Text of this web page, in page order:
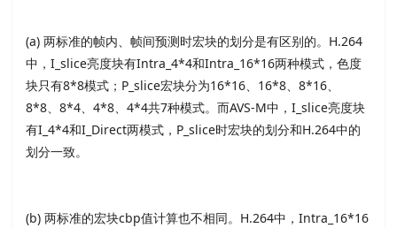
(a) 两标准的帧内、帧间预测时宏块的划分是有区别的。H.264
中，I_slice亮度块有Intra_4*4和Intra_16*16两种模式，色度
块只有8*8模式；P_slice宏块分为16*16、16*8、8*16、
8*8、8*4、4*8、4*4共7种模式。而AVS-M中，I_slice亮度块
有I_4*4和I_Direct两模式，P_slice时宏块的划分和H.264中的
划分一致。
(b) 两标准的宏块cbp值计算也不相同。H.264中，Intra_16*16